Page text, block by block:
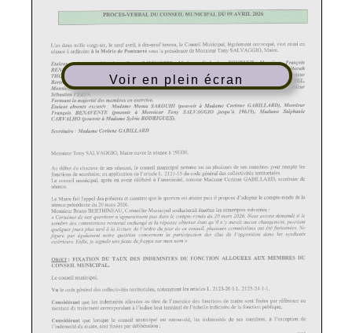
Voir en plein écran